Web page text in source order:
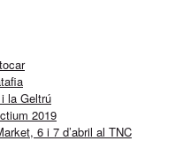
la Geltrú
2019
6 i 7 d’abril al TNC